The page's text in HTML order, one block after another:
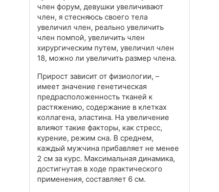
член форум, девушки увеличивают
член, я стесняюсь своего тела
увеличил член, реально увеличить
член помпой, увеличить член
хирургическим путем, увеличил член
18, можно ли увеличить размер члена.
Прирост зависит от физиологии, –
имеет значение генетическая
предрасположенность тканей к
растяжению, содержание в клетках
коллагена, эластина. На увеличение
влияют такие факторы, как стресс,
курение, режим сна. В среднем,
каждый мужчина прибавляет не менее
2 см за курс. Максимальная динамика,
достигнутая в ходе практического
применения, составляет 6 см.